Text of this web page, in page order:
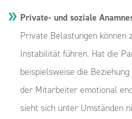
Private- und soziale
Private Belastungen können
Instabilität führen. Hat die
beispielsweise die
der Mitarbeiter emotional
sieht sich unter Umständen